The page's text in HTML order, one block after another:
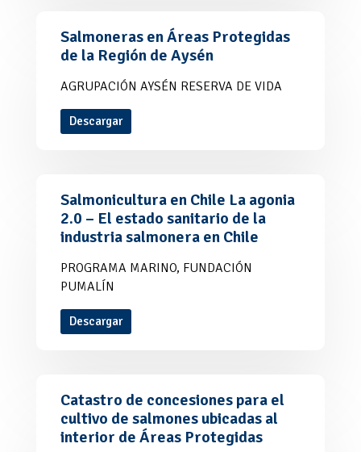
Salmoneras en Áreas Protegidas
de la Región de Aysén
AGRUPACIÓN AYSÉN RESERVA DE VIDA
Descargar
Salmonicultura en Chile La agonia
2.0 – El estado sanitario de la
industria salmonera en Chile
PROGRAMA MARINO, FUNDACIÓN
PUMALÍN
Descargar
Catastro de concesiones para el
cultivo de salmones ubicadas al
interior de Áreas Protegidas